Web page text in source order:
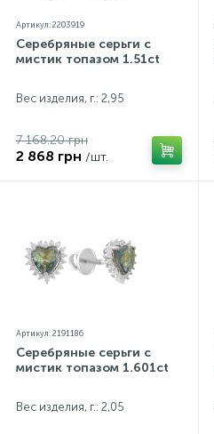
Артикул: 2203919
Серебряные серьги с
мистик топазом 1.51ct
Вес изделия, г.: 2,95
7 168.20 грн
2 868 грн /шт.
Артикул: 2191186
Серебряные серьги с
мистик топазом 1.601ct
Вес изделия, г.: 2,05